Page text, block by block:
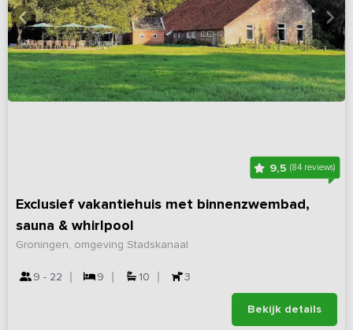
9,5(84 reviews)
Exclusief vakantiehuis met binnenzwembad,
sauna & whirlpool
Groningen, omgeving Stadskanaal
9 - 22 9 10 3
Bekijk details